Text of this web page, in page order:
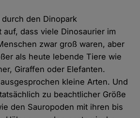
den Dinopark
auf, dass viele Dinosaurier im
zwar groß waren, aber
als heute lebende Tiere wie
Giraffen oder Elefanten.
kleine Arten. Und
zu beachtlicher Größe
den Sauropoden mit ihren bis